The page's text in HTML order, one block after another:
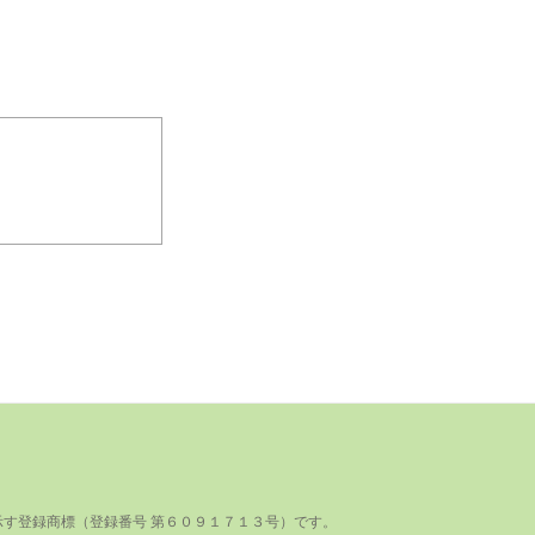
登録商標（登録番号 第６０９１７１３号）です。